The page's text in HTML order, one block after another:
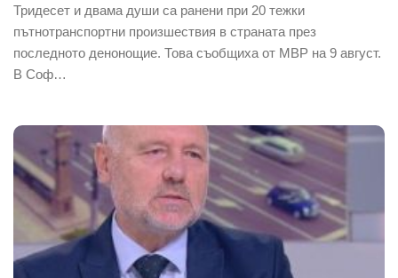
Тридесет и двама души са ранени при 20 тежки
пътнотранспортни произшествия в страната през
последното денонощие. Това съобщиха от МВР на 9 август.
В Соф…